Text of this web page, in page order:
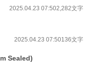
2025.04.23 07:502,282文字
2025.04.23 07:50136文字
Sealed)